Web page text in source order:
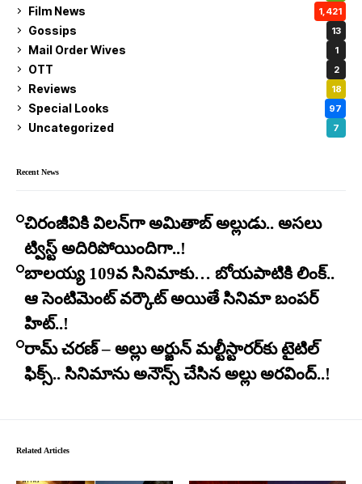
Film News 1,421
Gossips 13
Mail Order Wives 1
OTT 2
Reviews 18
Special Looks 97
Uncategorized 7
Recent News
చిరంజీవికి విలన్‌గా అమితాబ్ అల్లుడు.. అసలు
ట్విస్ట్ అదిరిపోయిందిగా..!
బాలయ్య 109వ సినిమాకు… బోయపాటికి లింక్..
ఆ సెంటిమెంట్ వర్కౌట్ అయితే సినిమా బంపర్
హిట్..!
రామ్ చరణ్ – అల్లు అర్జున్ మల్టీస్టారర్​కు టైటిల్
ఫిక్స్.. సినిమాను అనౌన్స్ చేసిన అల్లు అరవింద్..!
Related Articles